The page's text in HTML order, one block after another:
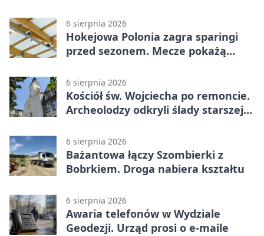
6 sierpnia 2026
Hokejowa Polonia zagra sparingi
przed sezonem. Mecze pokażą
6 sierpnia 2026
Kościół św. Wojciecha po remoncie.
Archeolodzy odkryli ślady starszej
6 sierpnia 2026
Bażantowa łączy Szombierki z
Bobrkiem. Droga nabiera kształtu
6 sierpnia 2026
Awaria telefonów w Wydziale
Geodezji. Urząd prosi o e-maile